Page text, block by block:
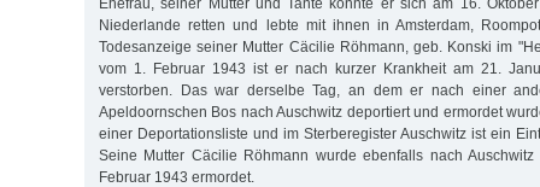
Niederlande retten und lebte mit ihnen in Amsterdam,
Todesanzeige seiner Mutter Cäcilie Röhmann, geb. Konski im
vom 1. Februar 1943 ist er nach kurzer Krankheit am 21.
verstorben. Das war derselbe Tag, an dem er nach einer
Apeldoornschen Bos nach Auschwitz deportiert und ermordet
einer Deportationsliste und im Sterberegister Auschwitz ist ein
Seine Mutter Cäcilie Röhmann wurde ebenfalls nach
Februar 1943 ermordet.